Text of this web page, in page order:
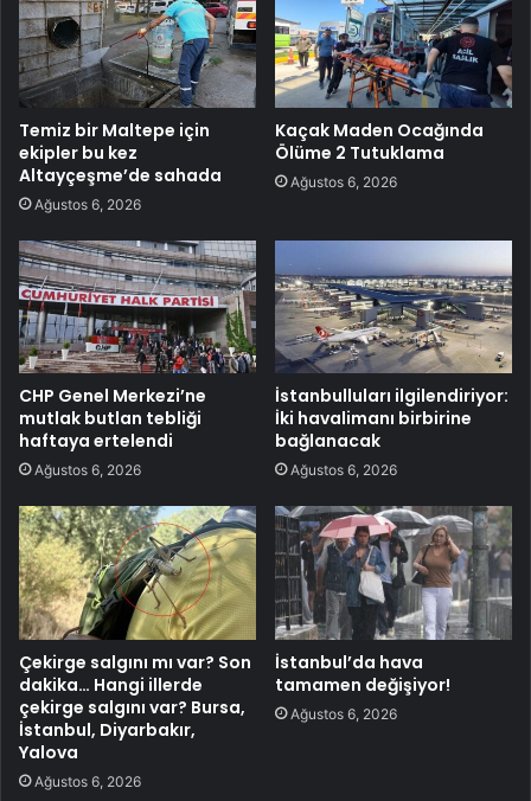
Temiz bir Maltepe için
ekipler bu kez
Altayçeşme’de sahada
Ağustos 6, 2026
Kaçak Maden Ocağında
Ölüme 2 Tutuklama
Ağustos 6, 2026
CHP Genel Merkezi’ne
mutlak butlan tebliği
haftaya ertelendi
Ağustos 6, 2026
İstanbulluları ilgilendiriyor:
İki havalimanı birbirine
bağlanacak
Ağustos 6, 2026
Çekirge salgını mı var? Son
dakika… Hangi illerde
çekirge salgını var? Bursa,
İstanbul, Diyarbakır,
Yalova
Ağustos 6, 2026
İstanbul’da hava
tamamen değişiyor!
Ağustos 6, 2026